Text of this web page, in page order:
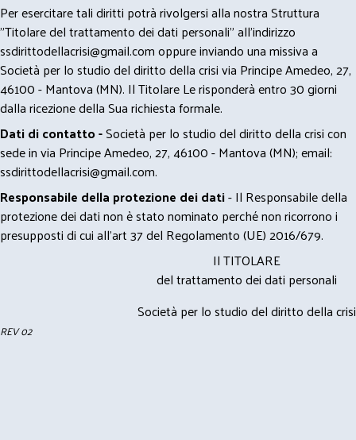
Per esercitare tali diritti potrà rivolgersi alla nostra Struttura
"Titolare del trattamento dei dati personali" all'indirizzo
ssdirittodellacrisi@gmail.comoppure inviando una missiva a
Società per lo studio del diritto della crisi via Principe Amedeo, 27,
46100 - Mantova (MN). Il Titolare Le risponderà entro 30 giorni
dalla ricezione della Sua richiesta formale.
Dati di contatto -Società per lo studio del diritto della crisi con
sede in via Principe Amedeo, 27, 46100 - Mantova (MN); email:
ssdirittodellacrisi@gmail.com.
Responsabile della protezione dei dati- Il Responsabile della
protezione dei dati non è stato nominato perché non ricorrono i
presupposti di cui all’art 37 del Regolamento (UE) 2016/679.
Il TITOLARE
del trattamento dei dati personali
Società per lo studio del diritto della crisi
REV 02